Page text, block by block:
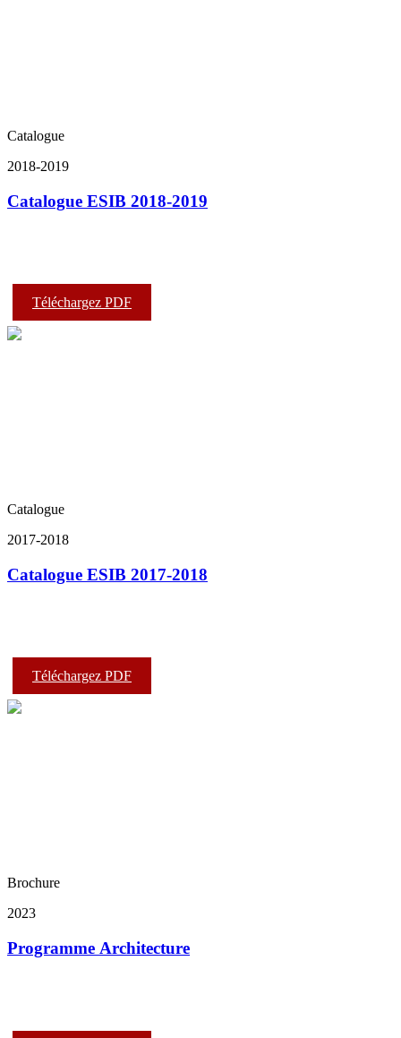
Catalogue
2018-2019
Catalogue ESIB 2018-2019
Téléchargez PDF
Catalogue
2017-2018
Catalogue ESIB 2017-2018
Téléchargez PDF
Brochure
2023
Programme Architecture